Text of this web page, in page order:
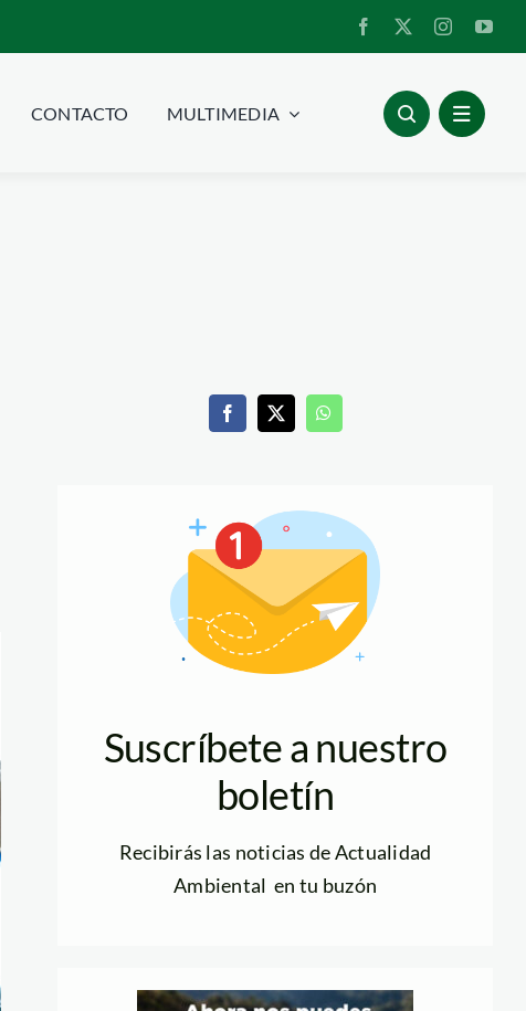
CONTACTO MULTIMEDIA
Suscríbete a nuestro
boletín
Recibirás las noticias de Actualidad
Ambiental en tu buzón